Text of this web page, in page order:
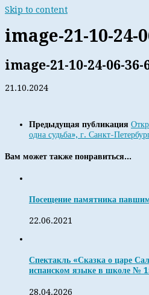
Skip to content
image-21-10-24-
image-21-10-24-06-36-
21.10.2024
Предыдущая публикация
одна судьба», г. Санкт-
Вам может также понравиться...
Посещение памятника
22.06.2021
Спектакль «Сказка о царе
испанском языке в школе №
28.04.2026